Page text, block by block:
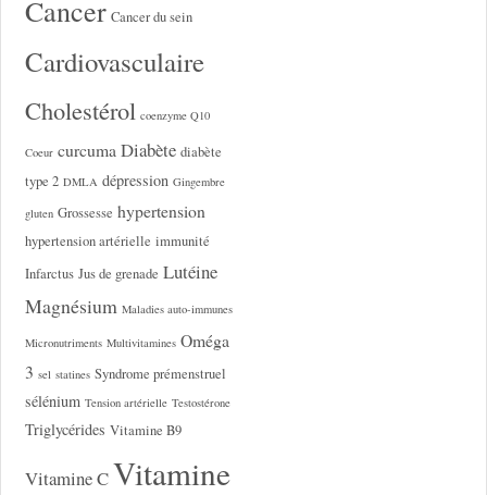
Cancer Cancer du sein
Cardiovasculaire
Cholestérol coenzyme Q10
Coeur curcuma Diabète diabète
type 2 DMLA dépression Gingembre
gluten Grossesse hypertension
hypertension artérielle immunité
Infarctus Jus de grenade Lutéine
Magnésium Maladies auto-immunes
Micronutriments Multivitamines Oméga
3 sel statines Syndrome prémenstruel
sélénium Tension artérielle Testostérone
Triglycérides Vitamine B9
Vitamine CVitamine